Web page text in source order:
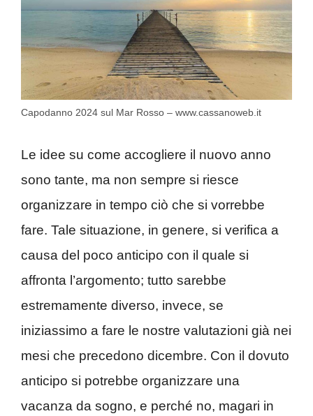
Capodanno 2024 sul Mar Rosso – www.cassanoweb.it
Le idee su come accogliere il nuovo anno
sono tante, ma non sempre si riesce
organizzare in tempo ciò che si vorrebbe
fare. Tale situazione, in genere, si verifica a
causa del poco anticipo con il quale si
affronta l’argomento; tutto sarebbe
estremamente diverso, invece, se
iniziassimo a fare le nostre valutazioni già nei
mesi che precedono dicembre. Con il dovuto
anticipo si potrebbe organizzare una
vacanza da sogno, e perché no, magari in